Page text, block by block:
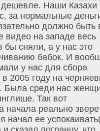
Наши Казахи
за нормальные
должно быть
видео на западе весь
бы сняли, а у нас это
бабок. И
у нас для сбора
2005 году на
Была среди нас
Так вот
начала реально
начал ее